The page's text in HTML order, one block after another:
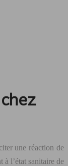
une réaction de
l’état sanitaire de